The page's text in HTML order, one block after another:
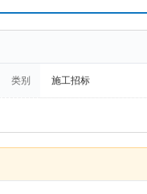
类别 施工招标